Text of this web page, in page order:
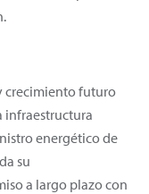
crecimiento futuro
infraestructura
energético de
su
a largo plazo con